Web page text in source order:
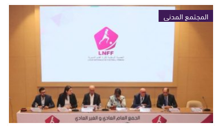
المجتمع المدني